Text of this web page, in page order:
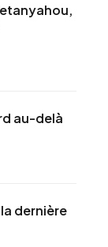
au-delà
dernière